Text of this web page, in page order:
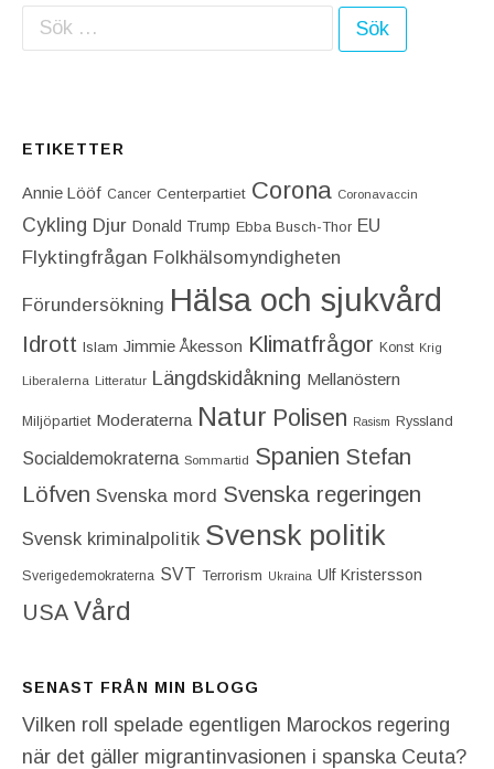
Sök efter:
ETIKETTER
Annie Lööf Cancer Centerpartiet‎ Corona Coronavaccin
Cykling Djur Donald Trump Ebba Busch-Thor EU
Flyktingfrågan Folkhälsomyndigheten
Förundersökning Hälsa och sjukvård
Idrott Islam Jimmie Åkesson Klimatfrågor Konst Krig
Liberalerna Litteratur Längdskidåkning Mellanöstern
Miljöpartiet Moderaterna Natur Polisen Rasism Ryssland
Socialdemokraterna Sommartid Spanien Stefan
Löfven Svenska mord Svenska regeringen
Svensk kriminalpolitik Svensk politik
Sverigedemokraterna SVT Terrorism Ukraina Ulf Kristersson
USA Vård
SENAST FRÅN MIN BLOGG
Vilken roll spelade egentligen Marockos regering
när det gäller migrantinvasionen i spanska Ceuta?